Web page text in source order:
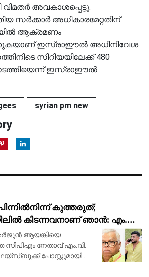
വിമതര്‍ അവകാശപ്പെട്ടു.
സര്‍ക്കാര്‍ അധികാരമേറ്റതിന്
ആക്രമണം
ഇസ്രാഈല്‍ അധിനിവേശ
സിറിയയിലേക്ക് 480
ഇസ്രാഈല്‍
syrian pm new
കുത്തരുത്;
കിടന്നവനാണ് ഞാൻ: എം.വി.
അർജുൻ ആയങ്കി
ആയങ്കിയെ
നേതാവ് എം.വി.
പോസ്റ്റുമായി
അയിത്തം